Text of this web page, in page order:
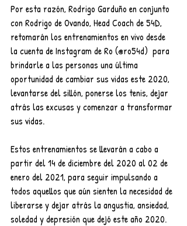
Por esta razón, Rodrigo Garduño en conjunto
con Rodrigo de Ovando, Head Coach de 54D,
retomarán los entrenamientos en vivo desde
la cuenta de Instagram de Ro (@ro54d)  para
brindarle a las personas una última
oportunidad de cambiar sus vidas este 2020,
levantarse del sillón, ponerse los tenis, dejar
atrás las excusas y comenzar a transformar
sus vidas.
Estos entrenamientos se llevarán a cabo a
partir del 14 de diciembre del 2020 al 02 de
enero del 2021, para seguir impulsando a
todos aquellos que aún sienten la necesidad de
liberarse y dejar atrás la angustia, ansiedad,
soledad y depresión que dejó este año 2020.